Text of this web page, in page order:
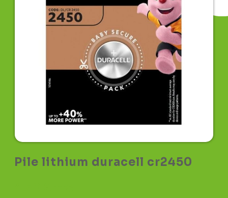
Pile lithium duracell cr2450